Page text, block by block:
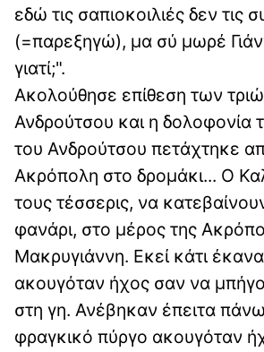
εδώ τις σαπιοκοιλιές δεν τις
(=παρεξηγώ), μα σύ μωρέ
γιατί;".
Ακολούθησε επίθεση των
Ανδρούτσου και η δολοφονία
του Ανδρούτσου πετάχτηκε
Ακρόπολη στο δρομάκι... Ο
τους τέσσερις, να
φανάρι, στο μέρος της
Μακρυγιάννη. Εκεί κάτι
ακουγόταν ήχος σαν να
στη γη. Ανέβηκαν έπειτα
φραγκικό πύργο ακουγόταν